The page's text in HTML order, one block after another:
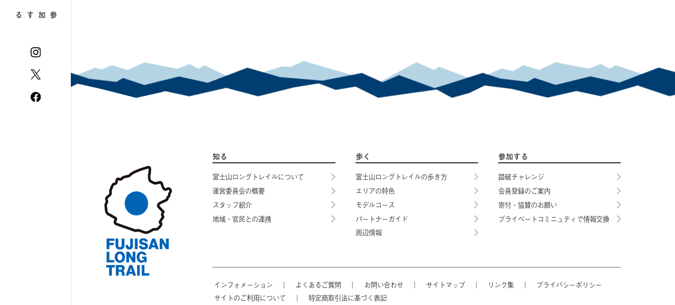
参加する
カテゴリーなし
ログイン
投稿フィード
コメントフィード
WordPress.org
知る
富士山ロングトレイルについて
運営委員会の概要
スタッフ紹介
地域・官民との連携
歩く
富士山ロングトレイルの歩き方
エリアの特色
モデルコース
パートナーガイド
周辺情報
参加する
踏破チャレンジ
会員登録のご案内
寄付・協賛のお願い
プライベートコミニュティで情報交換
インフォメーション ｜ よくあるご質問 ｜ お問い合わせ ｜ サイトマップ ｜ リンク集 ｜
プライバシーポリシー
サイトのご利用について
｜ 特定商取引法に基づく表記